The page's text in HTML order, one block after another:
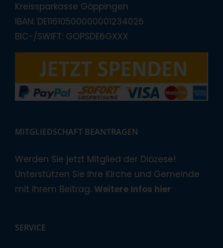
Kreissparkasse Göppingen
IBAN: DE11610500000001234026
BIC-/SWIFT: GOPSDE6GXXX
MITGLIEDSCHAFT BEANTRAGEN
Werden Sie jetzt Mitglied der Diözese!
Unterstützen Sie Ihre Kirche und Gemeinde
mit Ihrem Beitrag. Weitere Infos hier
SERVICE